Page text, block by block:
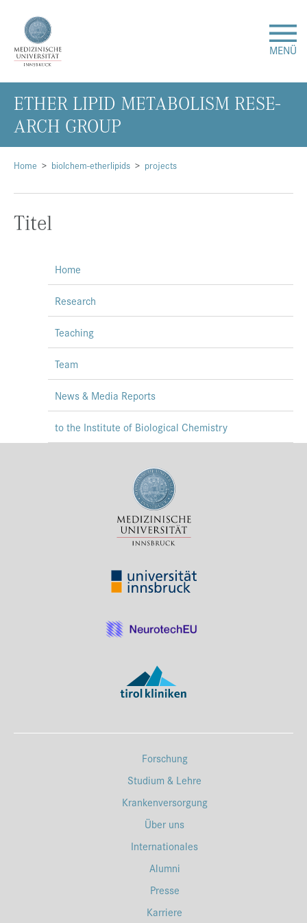
MENÜ
Forschung
Studium & Lehre
Über uns
Internationales
Events
Presse
Jobs
Kontakt
Datenschutz
Service-Links
Home biolchem-etherlipids projects
Titel
ETHER LIPID ME­TA­BO­LISM RE­SE­
ARCH GROUP
Home
Research
Teaching
Team
News & Media Reports
to the Institute of Biological Chemistry
Forschung
Studium & Lehre
Krankenversorgung
Über uns
Internationales
Alumni
Presse
Karriere